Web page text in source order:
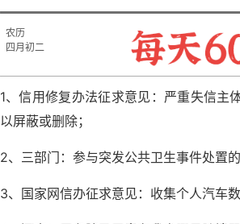
农历
四月初二
1、信用修复办法征求意见：严重失信主
以屏蔽或删除；
2、三部门：参与突发公共卫生事件处置
3、国家网信办征求意见：收集个人汽车